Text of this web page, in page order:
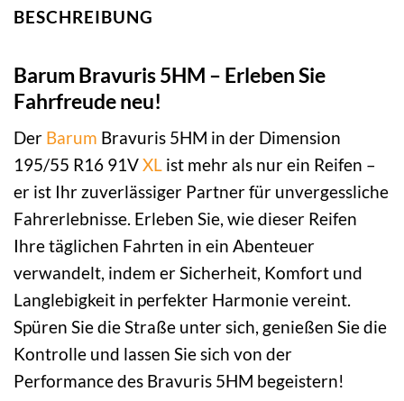
BESCHREIBUNG
Barum Bravuris 5HM – Erleben Sie
Fahrfreude neu!
Der Barum Bravuris 5HM in der Dimension
195/55 R16 91VXL ist mehr als nur ein Reifen –
er ist Ihr zuverlässiger Partner für unvergessliche
Fahrerlebnisse. Erleben Sie, wie dieser Reifen
Ihre täglichen Fahrten in ein Abenteuer
verwandelt, indem er Sicherheit, Komfort und
Langlebigkeit in perfekter Harmonie vereint.
Spüren Sie die Straße unter sich, genießen Sie die
Kontrolle und lassen Sie sich von der
Performance des Bravuris 5HM begeistern!